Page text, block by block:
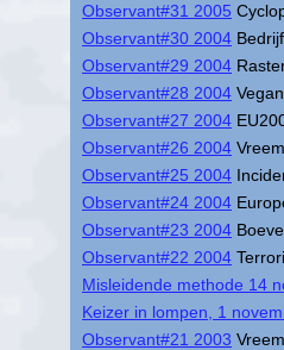
Observant#31 2005
Observant#30 2004
Observant#29 2004
Observant#28 2004
Observant#27 2004
Observant#26 2004
Observant#25 2004
Observant#24 2004
Observant#23 2004
Observant#22 2004
Misleidende methode 14
Keizer in lompen, 1
Observant#21 2003